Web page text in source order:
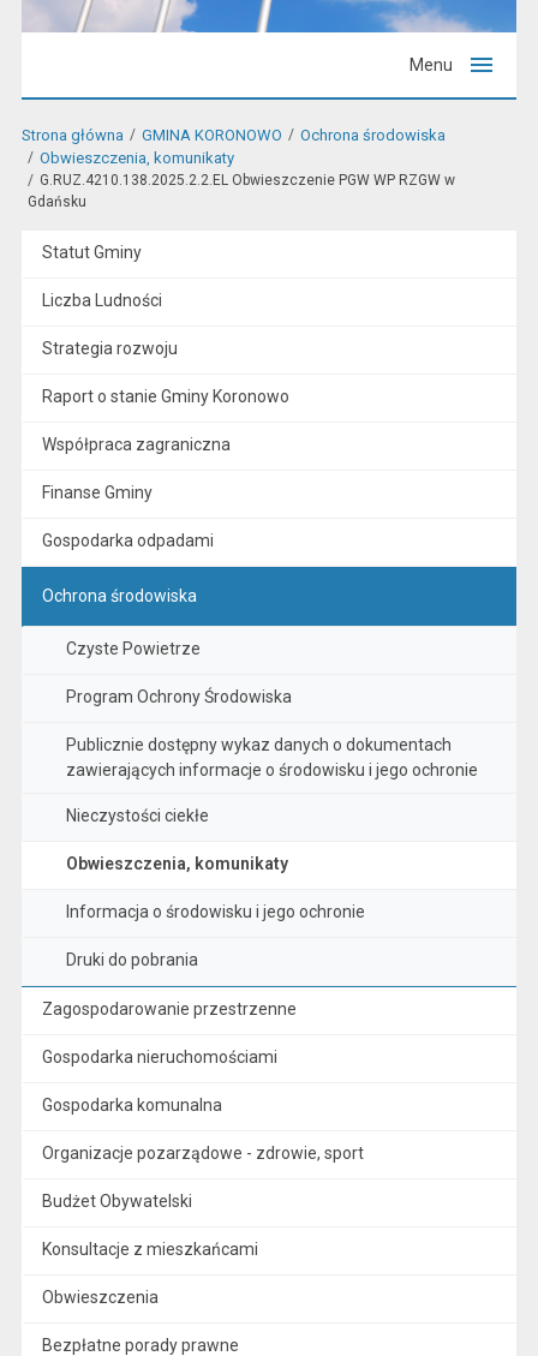
Menu
Strona główna GMINA KORONOWO
Ochrona środowiska
Obwieszczenia, komunikaty
G.RUZ.4210.138.2025.2.2.EL Obwieszczenie PGW WP RZGW w
Gdańsku
Statut Gminy
Liczba Ludności
Strategia rozwoju
Raport o stanie Gminy Koronowo
Współpraca zagraniczna
Finanse Gminy
Gospodarka odpadami
Ochrona środowiska
Czyste Powietrze
Program Ochrony Środowiska
Publicznie dostępny wykaz danych o dokumentach
zawierających informacje o środowisku i jego ochronie
Nieczystości ciekłe
Obwieszczenia, komunikaty
Informacja o środowisku i jego ochronie
Druki do pobrania
Zagospodarowanie przestrzenne
Gospodarka nieruchomościami
Gospodarka komunalna
Organizacje pozarządowe - zdrowie, sport
Budżet Obywatelski
Konsultacje z mieszkańcami
Obwieszczenia
Bezpłatne porady prawne